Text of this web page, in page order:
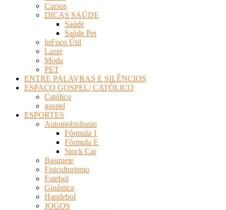
Cursos
DICAS SAÚDE
Saúde
Saúde Pet
InFoco Útil
Lazer
Moda
PET
ENTRE PALAVRAS E SILÊNCIOS
ESPAÇO GOSPEL/ CATÓLICO
Católico
gospel
ESPORTES
Automobislismo
Fórmula 1
Fórmula E
Stock Car
Basquete
Fisiculturismo
Futebol
Ginástica
Handebol
JOGOS